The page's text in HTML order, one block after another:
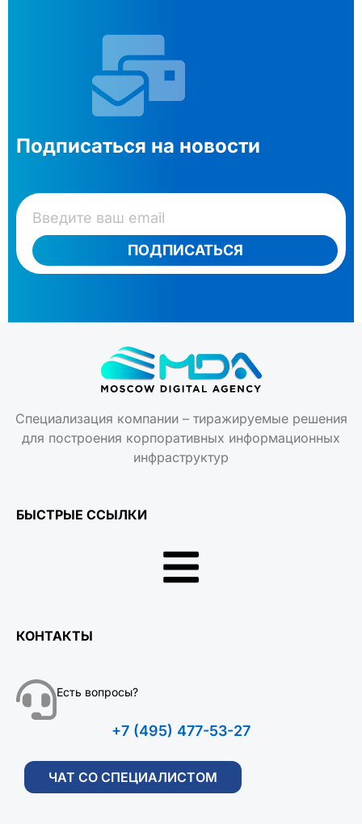
Подписаться на новости
ПОДПИСАТЬСЯ
Специализация компании – тиражируемые решения
для построения корпоративных информационных
инфраструктур
БЫСТРЫЕ ССЫЛКИ
КОНТАКТЫ
Есть вопросы?
+7 (495) 477-53-27
ЧАТ СО СПЕЦИАЛИСТОМ